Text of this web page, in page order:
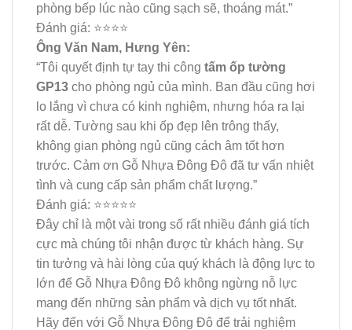
phòng bếp lúc nào cũng sạch sẽ, thoáng mát.”
Đánh giá: ⭐⭐⭐⭐
Ông Văn Nam, Hưng Yên:
“Tôi quyết định tự tay thi công tấm ốp tường
GP13 cho phòng ngủ của mình. Ban đầu cũng hơi
lo lắng vì chưa có kinh nghiệm, nhưng hóa ra lại
rất dễ. Tường sau khi ốp đẹp lên trông thấy,
không gian phòng ngủ cũng cách âm tốt hơn
trước. Cảm ơn Gỗ Nhựa Đông Đô đã tư vấn nhiệt
tình và cung cấp sản phẩm chất lượng.”
Đánh giá: ⭐⭐⭐⭐⭐
Đây chỉ là một vài trong số rất nhiều đánh giá tích
cực mà chúng tôi nhận được từ khách hàng. Sự
tin tưởng và hài lòng của quý khách là động lực to
lớn để Gỗ Nhựa Đông Đô không ngừng nỗ lực
mang đến những sản phẩm và dịch vụ tốt nhất.
Hãy đến với Gỗ Nhựa Đông Đô để trải nghiệm